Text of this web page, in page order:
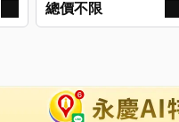
總價不限